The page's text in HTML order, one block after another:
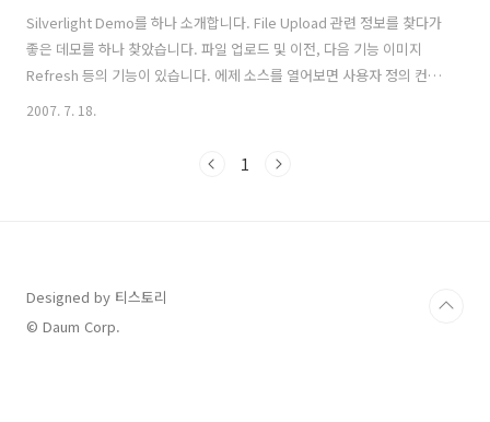
Silverlight Demo를 하나 소개합니다. File Upload 관련 정보를 찾다가
좋은 데모를 하나 찾았습니다. 파일 업로드 및 이전, 다음 기능 이미지
Refresh 등의 기능이 있습니다. 에제 소스를 열어보면 사용자 정의 컨트
롤에 대한 부분도 있습니다. 공부하시는데 참고하시기 바랍니다. 예제사
http://blogs.msdn.com/brada/archive/2007/06/07/silverlight1-
2007. 7. 18.
1
Designed by 티스토리
© Daum Corp.